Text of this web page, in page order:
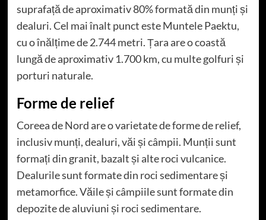
suprafață de aproximativ 80% formată din munți și
dealuri. Cel mai înalt punct este Muntele Paektu,
cu o înălțime de 2.744 metri. Țara are o coastă
lungă de aproximativ 1.700 km, cu multe golfuri și
porturi naturale.
Forme de relief
Coreea de Nord are o varietate de forme de relief,
inclusiv munți, dealuri, văi și câmpii. Munții sunt
formați din granit, bazalt și alte roci vulcanice.
Dealurile sunt formate din roci sedimentare și
metamorfice. Văile și câmpiile sunt formate din
depozite de aluviuni și roci sedimentare.